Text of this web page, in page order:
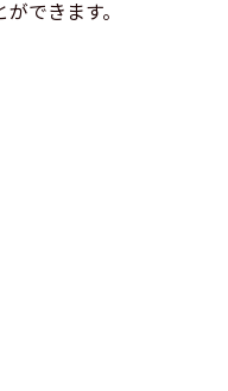
できます。